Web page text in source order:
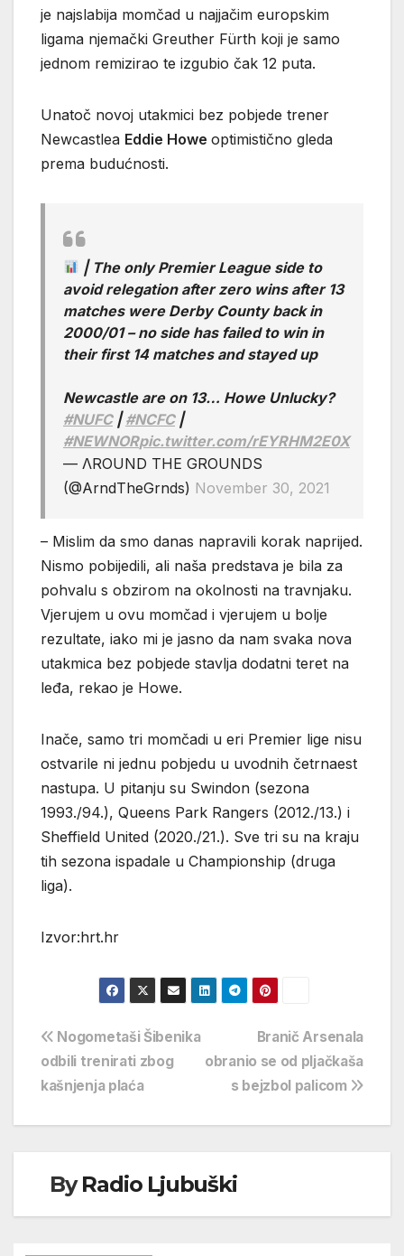
je najslabija momčad u najjačim europskim
ligama njemački Greuther Fürth koji je samo
jednom remizirao te izgubio čak 12 puta.
Unatoč novoj utakmici bez pobjede trener
Newcastlea Eddie Howe optimistično gleda
prema budućnosti.
| The only Premier League side to
avoid relegation after zero wins after 13
matches were Derby County back in
2000/01 – no side has failed to win in
their first 14 matches and stayed up
Newcastle are on 13… Howe Unlucky?
#NUFC|#NCFC|
#NEWNORpic.twitter.com/rEYRHM2E0X
— ΛROUND THE GROUNDS
(@ArndTheGrnds) November 30, 2021
– Mislim da smo danas napravili korak naprijed.
Nismo pobijedili, ali naša predstava je bila za
pohvalu s obzirom na okolnosti na travnjaku.
Vjerujem u ovu momčad i vjerujem u bolje
rezultate, iako mi je jasno da nam svaka nova
utakmica bez pobjede stavlja dodatni teret na
leđa, rekao je Howe.
Inače, samo tri momčadi u eri Premier lige nisu
ostvarile ni jednu pobjedu u uvodnih četrnaest
nastupa. U pitanju su Swindon (sezona
1993./94.), Queens Park Rangers (2012./13.) i
Sheffield United (2020./21.). Sve tri su na kraju
tih sezona ispadale u Championship (druga
liga).
Izvor:hrt.hr
Navigacija
objava
Branič Arsenala
obranio se od pljačkaša
s bejzbol palicom
Nogometaši Šibenika
odbili trenirati zbog
kašnjenja plaća
ByRadio Ljubuški